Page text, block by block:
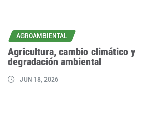
AGROAMBIENTAL
Agricultura, cambio climático y
degradación ambiental
JUN 18, 2026